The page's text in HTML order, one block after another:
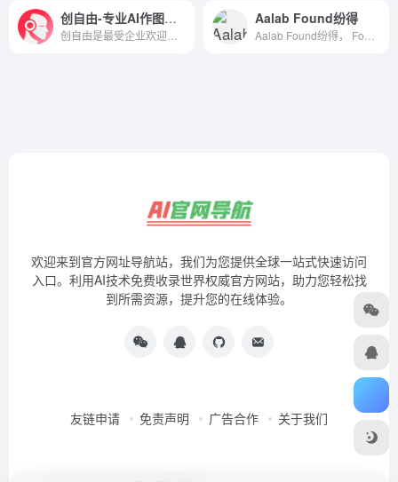
创自由-专业AI作图工具-在线图片设计-AI换模穿衣-AI商品图合成替换 Aalab Found纷得
欢迎来到官方网址导航站，我们为您提供全球一站式快速访问
入口。利用AI技术免费收录世界权威官方网站，助力您轻松找
到所需资源，提升您的在线体验。
友链申请 免责声明 广告合作 关于我们